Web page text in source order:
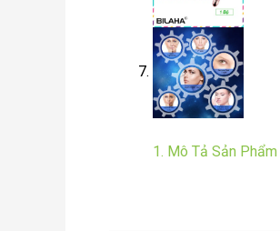
1. Mô Tả Sản Phẩm